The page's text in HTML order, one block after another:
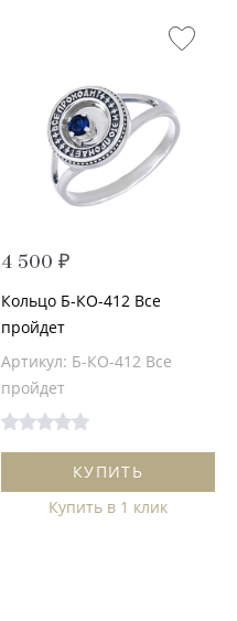
4 500 ₽
Кольцо Б-КО-412 Все
пройдет
Артикул: Б-КО-412 Все
пройдет
КУПИТЬ
Купить в 1 клик